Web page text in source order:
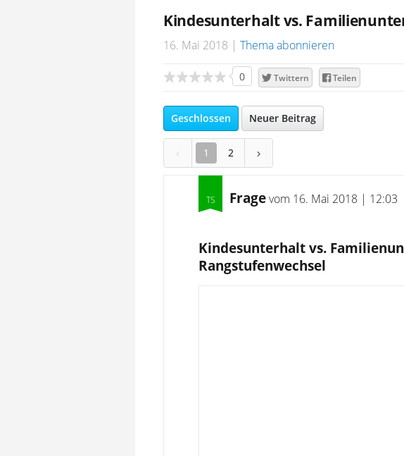
Kindesunterhalt vs.
16. Mai 2018 Thema abonnieren
0 Twittern Teilen
Geschlossen Neuer Beitrag
1 2
Fragevom 16. Mai 2018 | 12:03
Kindesunterhalt vs.
Rangstufenwechsel